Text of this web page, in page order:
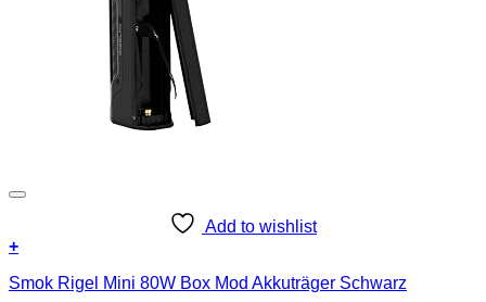
Add to wishlist
+
Smok Rigel Mini 80W Box Mod Akkuträger Schwarz